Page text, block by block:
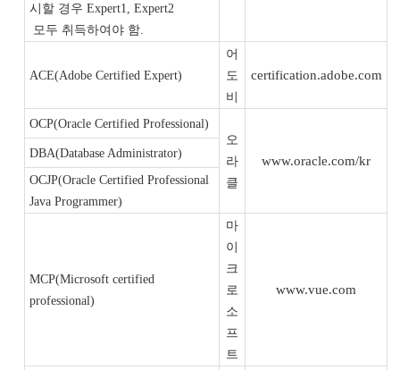
시할 경우 Expert1, Expert2
모두 취득하여야 함.
ACE(Adobe Certified Expert)
어
도
비
certification.adobe.com
OCP(Oracle Certified Professional)
오
라
클
www.oracle.com/kr
DBA(Database Administrator)
OCJP(Oracle Certified Professional
Java Programmer)
MCP(Microsoft certified
professional)
마
이
크
로
소
프
트
www.vue.com